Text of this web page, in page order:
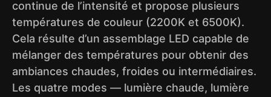
continue de l’intensité et propose plusieurs
températures de couleur (2200K et 6500K).
Cela résulte d’un assemblage LED capable de
mélanger des températures pour obtenir des
ambiances chaudes, froides ou intermédiaires.
Les quatre modes — lumière chaude, lumière